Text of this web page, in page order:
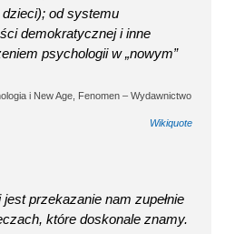
od systemu
demokratycznej i inne
psychologii w „nowym”
i New Age, Fenomen – Wydawnictwo
Wikiquote
przekazanie nam zupełnie
które doskonale znamy.